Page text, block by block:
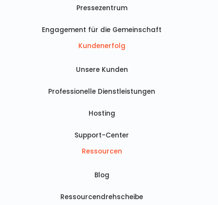
Pressezentrum
Engagement für die Gemeinschaft
Kundenerfolg
Unsere Kunden
Professionelle Dienstleistungen
Hosting
Support-Center
Ressourcen
Blog
Ressourcendrehscheibe